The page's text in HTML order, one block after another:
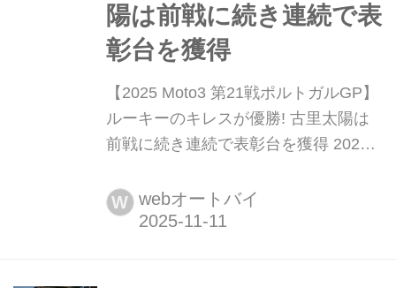
陽は前戦に続き連続で表
彰台を獲得
【2025 Moto3 第21戦ポルトガルGP】
ルーキーのキレスが優勝! 古里太陽は
前戦に続き連続で表彰台を獲得 2025
ドロモ・インテルナシオナル・ド・ア
ルガルヴェにてMotoGP第21戦ポルト
W webオートバイ